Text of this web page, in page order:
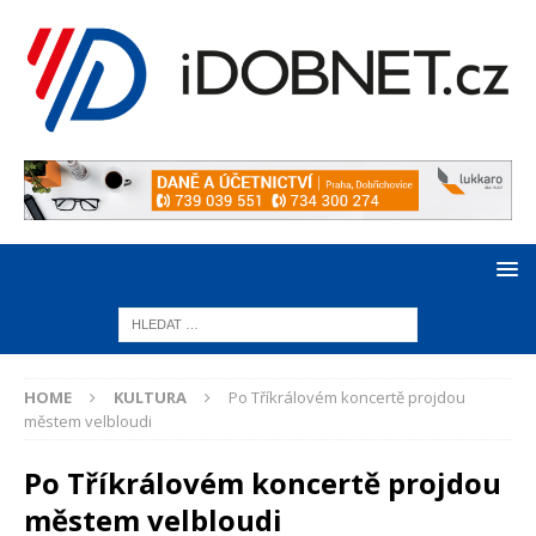
HOME KULTURA
Po Tříkrálovém koncertě projdou
městem velbloudi
Po Tříkrálovém koncertě projdou
městem velbloudi